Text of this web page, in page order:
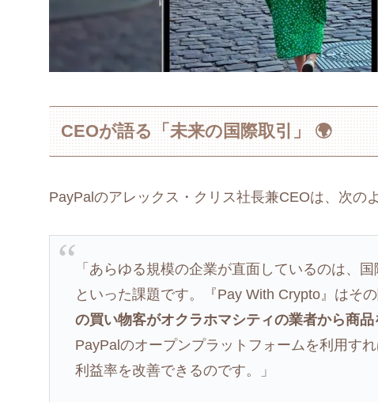
CEOが語る「未来の国際取引」 🌍
PayPalのアレックス・クリス社長兼CEOは、次の
「あらゆる規模の企業が直面しているのは、
といった課題です。『Pay With Crypto』はそ
の買い物客がオクラホマシティの業者から商
PayPalのオープンプラットフォームを利用す
利益率を改善できるのです。」